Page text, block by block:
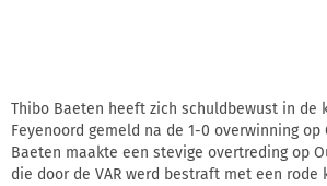
Thibo Baeten heeft zich schuldbewust in de
Feyenoord gemeld na de 1-0 overwinning op
Baeten maakte een stevige overtreding op
die door de VAR werd bestraft met een rode